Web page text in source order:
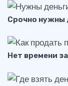
Срочно нужны
Нет времени